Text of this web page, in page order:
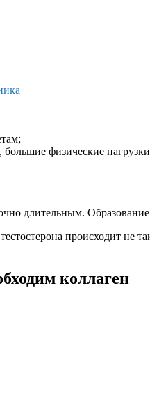
физические
длительным.
происходит не
коллаген